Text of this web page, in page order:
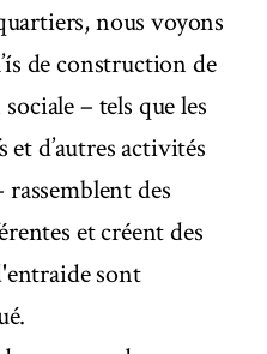
nous voyons
de construction de
– tels que les
d’autres activités
des
et créent des
sont